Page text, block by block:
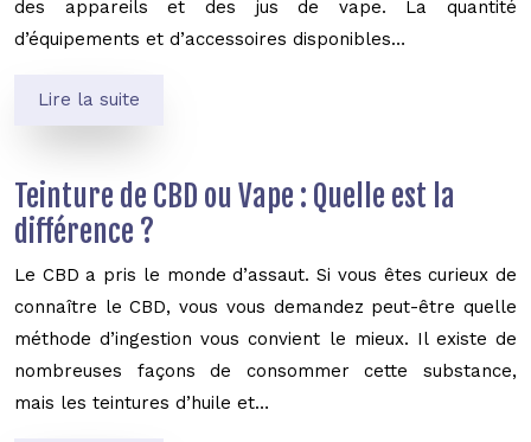
des appareils et des jus de vape. La quantité
d’équipements et d’accessoires disponibles…
Lire la suite
Teinture de CBD ou Vape : Quelle est la
différence ?
Le CBD a pris le monde d’assaut. Si vous êtes curieux de
connaître le CBD, vous vous demandez peut-être quelle
méthode d’ingestion vous convient le mieux. Il existe de
nombreuses façons de consommer cette substance,
mais les teintures d’huile et…